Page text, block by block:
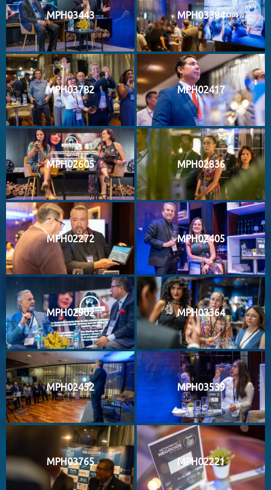
MPH03443 MPH03384
MPH03782 MPH02417
MPH02605 MPH02836
MPH02272 MPH02405
MPH02902 MPH03364
MPH02452 MPH03539
MPH03765 MPH02221